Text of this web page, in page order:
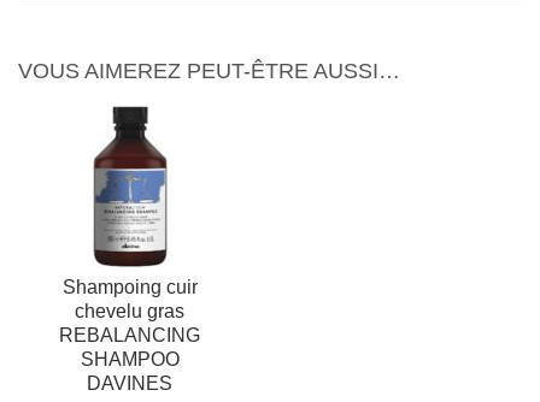
VOUS AIMEREZ PEUT-ÊTRE AUSSI…
Shampoing cuir
chevelu gras
REBALANCING
SHAMPOO
DAVINES